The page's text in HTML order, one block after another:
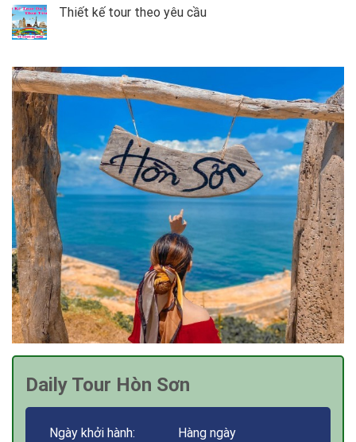
Thiết kế tour theo yêu cầu
Daily Tour Hòn Sơn
Ngày khởi hành:
Hàng ngày